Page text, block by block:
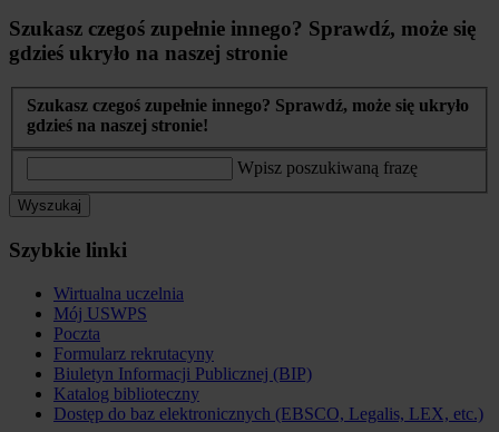
Szukasz czegoś zupełnie innego? Sprawdź, może się
gdzieś ukryło na naszej stronie
Szukasz czegoś zupełnie innego? Sprawdź, może się ukryło
gdzieś na naszej stronie!
Wpisz poszukiwaną frazę
Wyszukaj
Szybkie linki
Wirtualna uczelnia
Mój USWPS
Poczta
Formularz rekrutacyny
Biuletyn Informacji Publicznej (BIP)
Katalog biblioteczny
Dostęp do baz elektronicznych (EBSCO, Legalis, LEX, etc.)